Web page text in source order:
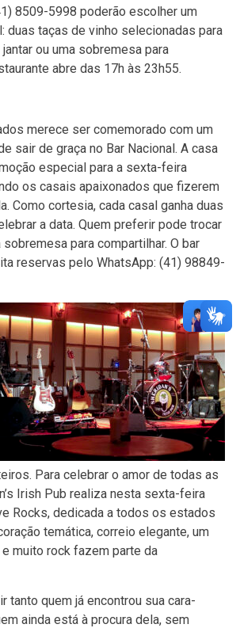
8509-5998 poderão escolher um
duas taças de vinho selecionadas para
ou uma sobremesa para
abre das 17h às 23h55.
merece ser comemorado com um
sair de graça no Bar Nacional. A casa
especial para a sexta-feira
os casais apaixonados que fizerem
Como cortesia, cada casal ganha duas
a data. Quem preferir pode trocar
para compartilhar. O bar
reservas pelo WhatsApp: (41) 98849-
Para celebrar o amor de todas as
Irish Pub realiza nesta sexta-feira
Rocks, dedicada a todos os estados
temática, correio elegante, um
muito rock fazem parte da
tanto quem já encontrou sua cara-
ainda está à procura dela, sem